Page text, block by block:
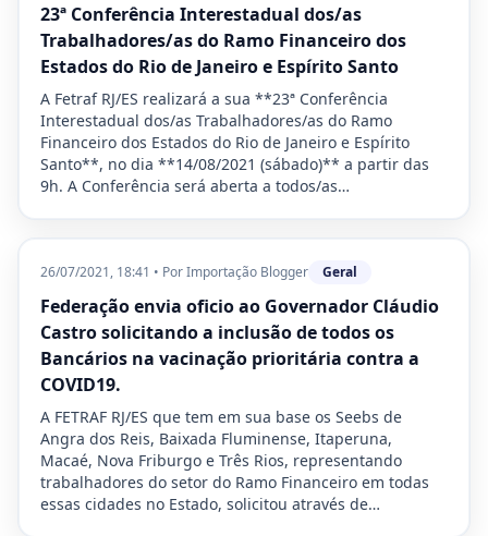
23ª Conferência Interestadual dos/as
Trabalhadores/as do Ramo Financeiro dos
Estados do Rio de Janeiro e Espírito Santo
A Fetraf RJ/ES realizará a sua **23ª Conferência
Interestadual dos/as Trabalhadores/as do Ramo
Financeiro dos Estados do Rio de Janeiro e Espírito
Santo**, no dia **14/08/2021 (sábado)** a partir das
9h. A Conferência será aberta a todos/as…
26/07/2021, 18:41 • PorImportação Blogger Geral
Federação envia oficio ao Governador Cláudio
Castro solicitando a inclusão de todos os
Bancários na vacinação prioritária contra a
COVID19.
A FETRAF RJ/ES que tem em sua base os Seebs de
Angra dos Reis, Baixada Fluminense, Itaperuna,
Macaé, Nova Friburgo e Três Rios, representando
trabalhadores do setor do Ramo Financeiro em todas
essas cidades no Estado, solicitou através de…